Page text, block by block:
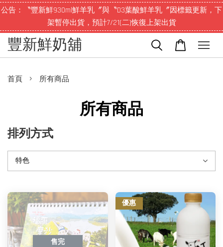
公告：〝豐新鮮930ml鮮羊乳〞與〝D3葉酸鮮羊乳〞因標籤更新，下
架暫停出貨，預計7/21(二)恢復上架出貨
豐新鮮奶舖
首頁 › 所有商品
所有商品
排列方式
售完
優惠